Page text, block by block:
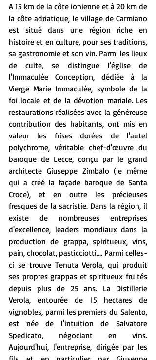
A 15 km de la côte ionienne et à 20 km de
la côte adriatique, le village de Carmiano
est situé dans une région riche en
histoire et en culture, pour ses traditions,
sa gastronomie et son vin. Parmi les lieux
de culte, se distingue l'église de
l'Immaculée Conception, dédiée à la
Vierge Marie Immaculée, symbole de la
foi locale et de la dévotion mariale. Les
restaurations réalisées avec la généreuse
contribution des habitants, ont mis en
valeur les frises dorées de l'autel
polychrome, véritable chef-d'œuvre du
baroque de Lecce, conçu par le grand
architecte Giuseppe Zimbalo (le même
qui a créé la façade baroque de Santa
Croce), et en outre les précieuses
fresques de la sacristie. Dans la région, il
existe de nombreuses entreprises
d'excellence, leaders mondiaux dans la
production de grappa, spiritueux, vins,
pain, chocolat, pasticciotti…. Parmi celles-
ci se trouve Tenuta Verola, qui produit
ses propres grappas et spiritueux fruités
depuis plus de 25 ans. La Distillerie
Verola, entourée de 15 hectares de
vignobles, parmi les premiers du Salento,
est née de l'intuition de Salvatore
Spedicato, négociant en vins.
Aujourd'hui, l'entreprise, dirigée par les